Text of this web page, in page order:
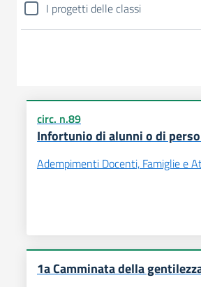
I progetti delle classi
circ. n.89
Infortunio di alunni o di
Adempimenti Docenti, Famiglie e
1a Camminata della